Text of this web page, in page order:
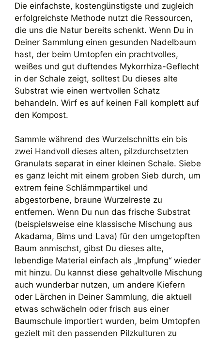
Die einfachste, kostengünstigste und zugleich
erfolgreichste Methode nutzt die Ressourcen,
die uns die Natur bereits schenkt. Wenn Du in
Deiner Sammlung einen gesunden Nadelbaum
hast, der beim Umtopfen ein prachtvolles,
weißes und gut duftendes Mykorrhiza-Geflecht
in der Schale zeigt, solltest Du dieses alte
Substrat wie einen wertvollen Schatz
behandeln. Wirf es auf keinen Fall komplett auf
den Kompost.
Sammle während des Wurzelschnitts ein bis
zwei Handvoll dieses alten, pilzdurchsetzten
Granulats separat in einer kleinen Schale. Siebe
es ganz leicht mit einem groben Sieb durch, um
extrem feine Schlämmpartikel und
abgestorbene, braune Wurzelreste zu
entfernen. Wenn Du nun das frische Substrat
(beispielsweise eine klassische Mischung aus
Akadama, Bims und Lava) für den umgetopften
Baum anmischst, gibst Du dieses alte,
lebendige Material einfach als „Impfung“ wieder
mit hinzu. Du kannst diese gehaltvolle Mischung
auch wunderbar nutzen, um andere Kiefern
oder Lärchen in Deiner Sammlung, die aktuell
etwas schwächeln oder frisch aus einer
Baumschule importiert wurden, beim Umtopfen
gezielt mit den passenden Pilzkulturen zu